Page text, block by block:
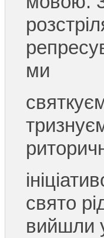
ми
свято
вийшли